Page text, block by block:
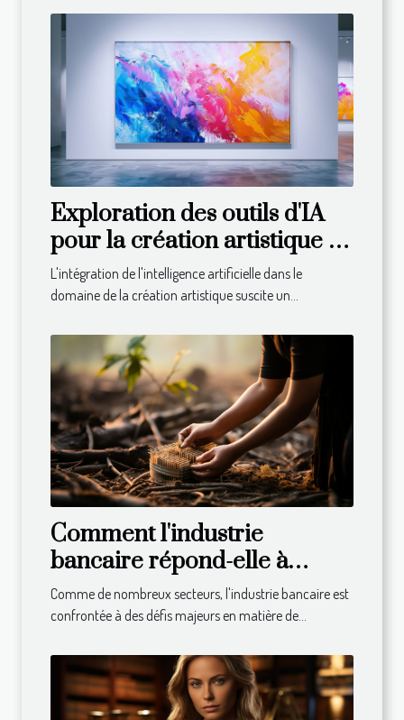
Exploration des outils d'IA
pour la création artistique :
avantages et limites
L'intégration de l'intelligence artificielle dans le
domaine de la création artistique suscite un...
Comment l'industrie
bancaire répond-elle à
l'appel du développement
durable ?
Comme de nombreux secteurs, l'industrie bancaire est
confrontée à des défis majeurs en matière de...